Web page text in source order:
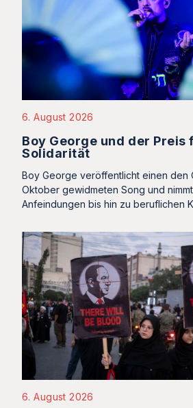
6. August 2026
Boy George und der Preis
Solidarität
Boy George veröffentlicht einen den
Oktober gewidmeten Song und
Anfeindungen bis hin zu beruflichen
6. August 2026